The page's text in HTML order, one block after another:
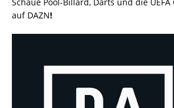
Schaue Pool-Billard, Darts und die
auf DAZN!